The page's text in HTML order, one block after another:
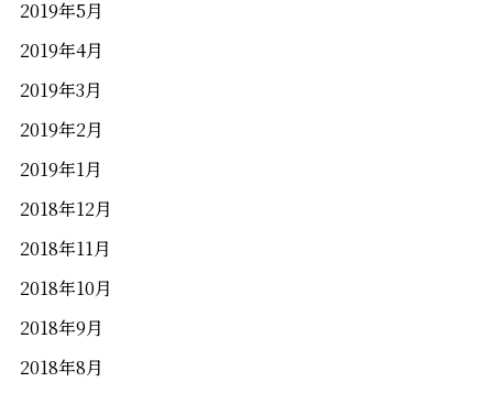
2019年5月
2019年4月
2019年3月
2019年2月
2019年1月
2018年12月
2018年11月
2018年10月
2018年9月
2018年8月